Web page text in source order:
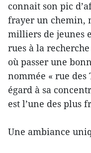
connait son pic
frayer un chemin,
milliers de jeunes
rues à la
où passer une
nommée « rue des
égard à sa
est l’une des plus
Une ambiance